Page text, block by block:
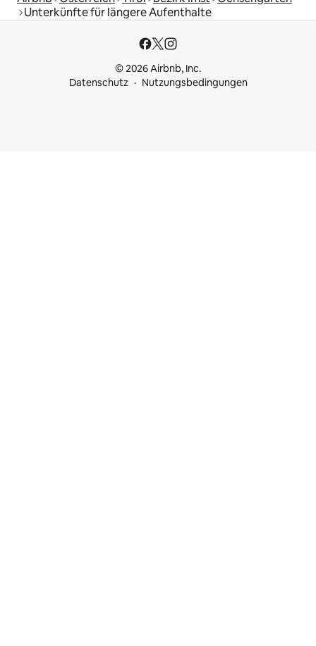
Unterkünfte für längere Aufenthalte
© 2026 Airbnb, Inc.
Datenschutz
Nutzungsbedingungen